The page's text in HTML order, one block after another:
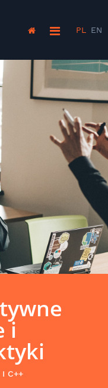
PL EN
i
I C++